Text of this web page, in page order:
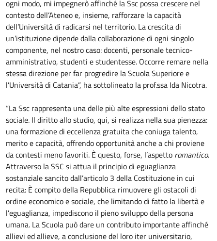
ogni modo, mi impegnerò affinché la Ssc possa crescere nel
contesto dell’Ateneo e, insieme, rafforzare la capacità
dell’Università di radicarsi nel territorio. La crescita di
un’istituzione dipende dalla collaborazione di ogni singolo
componente, nel nostro caso: docenti, personale tecnico-
amministrativo, studenti e studentesse. Occorre remare nella
stessa direzione per far progredire la Scuola Superiore e
l’Università di Catania”, ha sottolineato la prof.ssa Ida Nicotra.
“La Ssc rappresenta una delle più alte espressioni dello stato
sociale. Il diritto allo studio, qui, si realizza nella sua pienezza:
una formazione di eccellenza gratuita che coniuga talento,
merito e capacità, offrendo opportunità anche a chi proviene
da contesti meno favoriti. È questo, forse, l’aspetto romantico.
Attraverso la SSC si attua il principio di eguaglianza
sostanziale sancito dall’articolo 3 della Costituzione in cui
recita: È compito della Repubblica rimuovere gli ostacoli di
ordine economico e sociale, che limitando di fatto la libertà e
l’eguaglianza, impediscono il pieno sviluppo della persona
umana. La Scuola può dare un contributo importante affinché
allievi ed allieve, a conclusione del loro iter universitario,